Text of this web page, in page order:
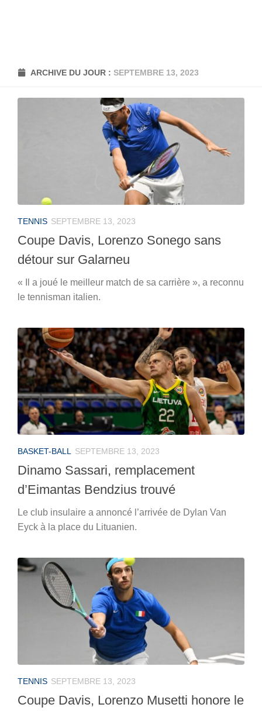
ARCHIVE DU JOUR : SEPTEMBRE 13, 2023
TENNIS SEPTEMBRE 13, 2023
Coupe Davis, Lorenzo Sonego sans
détour sur Galarneu
« Il a joué le meilleur match de sa carrière », a reconnu
le tennisman italien.
BASKET-BALL SEPTEMBRE 13, 2023
Dinamo Sassari, remplacement
d’Eimantas Bendzius trouvé
Le club insulaire a annoncé l’arrivée de Dylan Van
Eyck à la place du Lituanien.
TENNIS SEPTEMBRE 13, 2023
Coupe Davis, Lorenzo Musetti honore le